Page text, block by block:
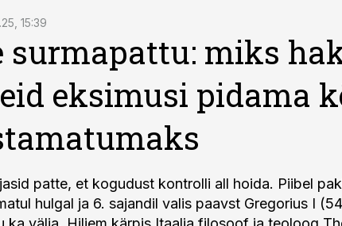
15:39
surmapattu: miks
eksimusi pidama
patte, et kogudust kontrolli all hoida. Piibel
hulgal ja 6. sajandil valis paavst Gregorius I